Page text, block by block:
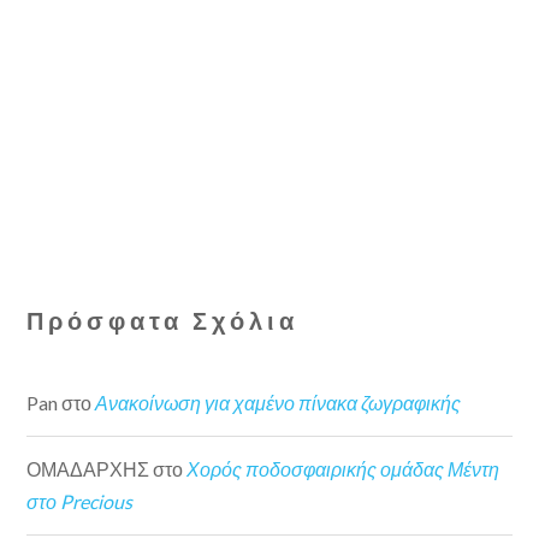
Πρόσφατα Σχόλια
Pan στοΑνακοίνωση για χαμένο πίνακα ζωγραφικής
ΟΜΑΔΑΡΧΗΣ στοΧορός ποδοσφαιρικής ομάδας Μέντη
στο Precious